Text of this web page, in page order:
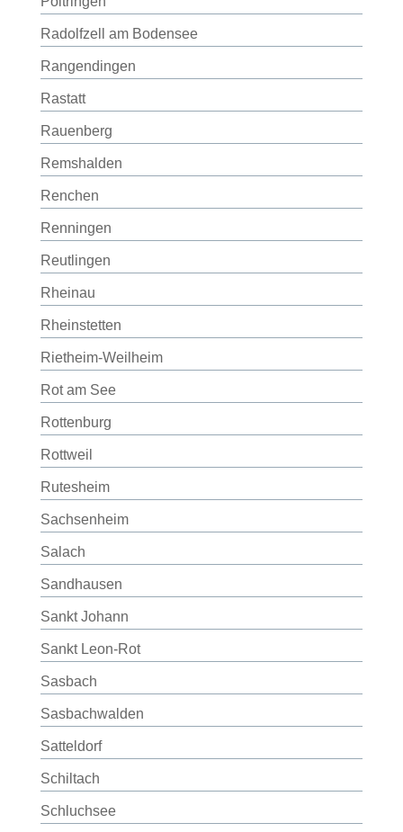
Radolfzell am Bodensee
Rangendingen
Rastatt
Rauenberg
Remshalden
Renchen
Renningen
Reutlingen
Rheinau
Rheinstetten
Rietheim-Weilheim
Rot am See
Rottenburg
Rottweil
Rutesheim
Sachsenheim
Salach
Sandhausen
Sankt Johann
Sankt Leon-Rot
Sasbach
Sasbachwalden
Satteldorf
Schiltach
Schluchsee